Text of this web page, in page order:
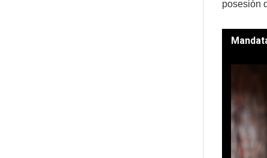
posesión